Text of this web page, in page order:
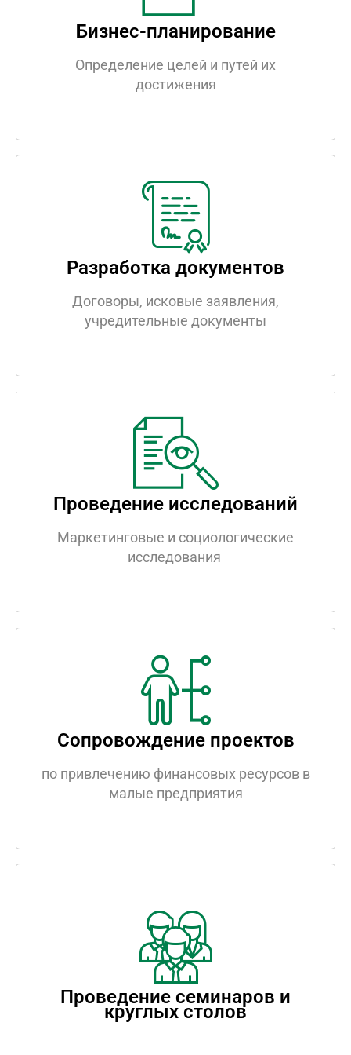
Бизнес-планирование
Определение целей и путей их
достижения
Вместе с Вами разработаем программу
действий, которую можно будет
скорректировать в соответствии с
изменившимися обстоятельствами.
Разработка документов
Договоры, исковые заявления,
учредительные документы
Разработка документов
Поможем Вам составить договор,
иные документы
Проведение исследований
Маркетинговые и социологические
исследования
Проведение исследований
Проведем маркетинговые и
Вашего бизнеса
Сопровождение проектов
по привлечению финансовых ресурсов в
малые предприятия
Сопровождение проектов
Поможем привлечь финансовые
ресурсы в Ваш бизнес
Проведение семинаров и
круглых столов
Проведение семинаров и
круглых столов
Групповые практические занятия под
руководством наших наставников